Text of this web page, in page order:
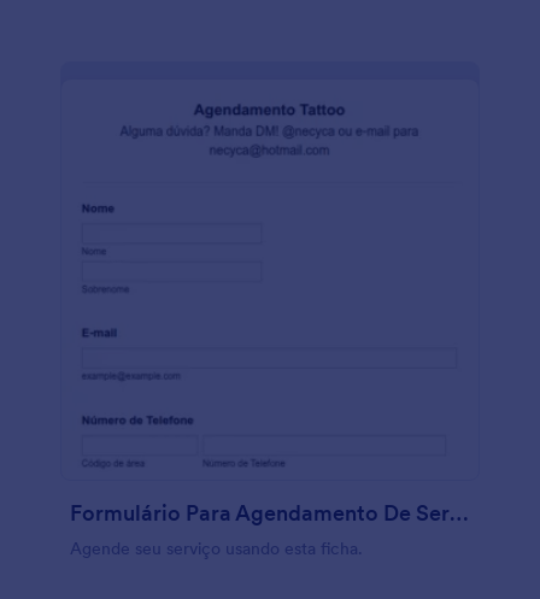
Formulário Para Agendamento De Serviço
Agende seu serviço usando esta ficha.